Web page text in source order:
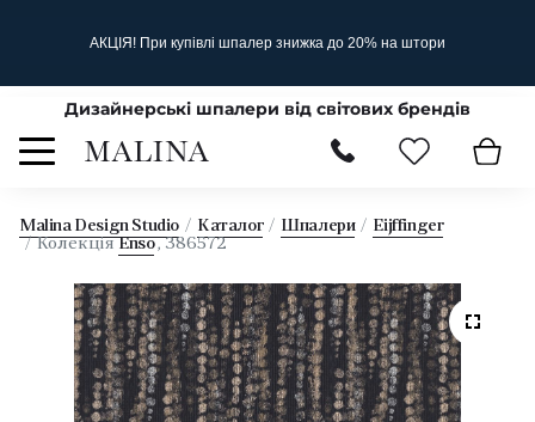
АКЦІЯ! При купівлі шпалер знижка до 20% на штори
Дизайнерські шпалери від світових брендів
Malina Design Studio Каталог Шпалери
Eijffinger
Колекція Enso, 386572